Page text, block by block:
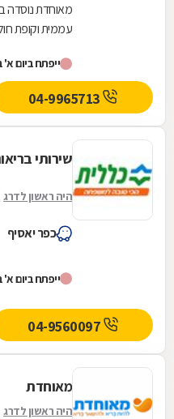
עממית וקופת
מעגל...
ייפתח ביום א' ב-
04-9965713
שירותי
היה ראשון לדרג
כפר יאסיף
ייפתח ביום א' ב-
מאוחדת
היה ראשון לדרג